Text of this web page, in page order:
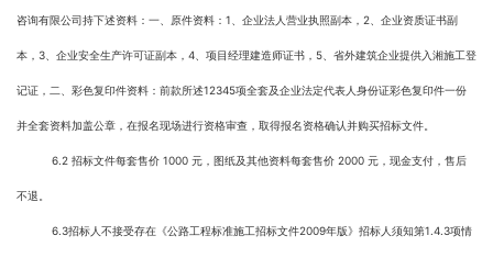
咨询有限公司持下述资料：一、原件资料：1、企业法人营业执照副本，2、企业资质证书副
本，3、企业安全生产许可证副本，4、项目经理建造师证书，5、省外建筑企业提供入湘施工登
记证，二、彩色复印件资料：前款所述12345项全套及企业法定代表人身份证彩色复印件一份
并全套资料加盖公章，在报名现场进行资格审查，取得报名资格确认并购买招标文件。
6.2 招标文件每套售价 1000 元，图纸及其他资料每套售价 2000 元，现金支付，售后
不退。
6.3招标人不接受存在《公路工程标准施工招标文件2009年版》招标人须知第1.4.3项情